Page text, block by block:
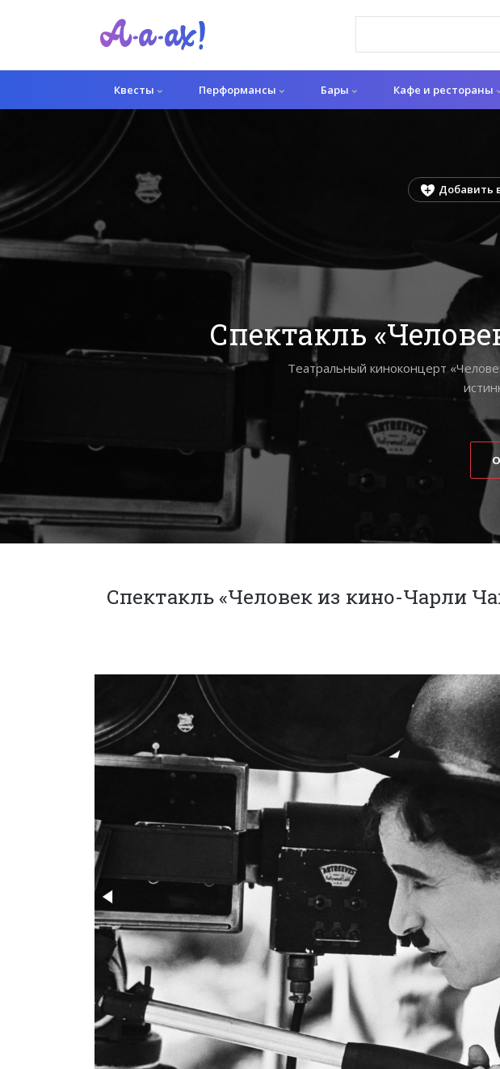
Квесты Перформансы Бары Кафе и рестораны
Добавить
Спектакль
Театральный киноконцерт
Спектакль «Человек из кино-Чарли